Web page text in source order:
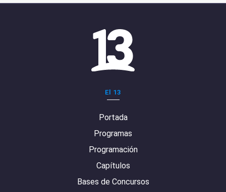
El 13
Portada
Programas
Programación
Capítulos
Bases de Concursos